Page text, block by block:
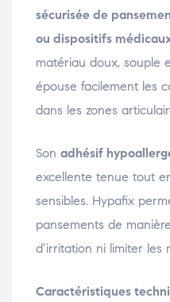
sécurisée de
ou dispositifs
matériau doux, souple
épouse facilement les
dans les zones
Son adhésif
excellente tenue tout
sensibles. Hypafix
pansements de
d’irritation ni limiter les
Caractéristiques